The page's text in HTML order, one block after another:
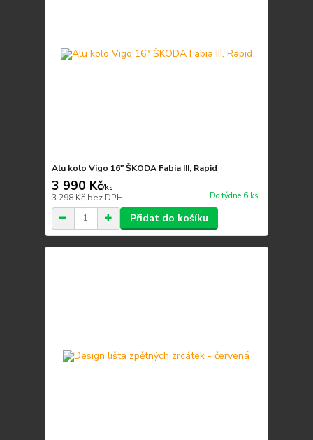
Alu kolo Vigo 16" ŠKODA Fabia III, Rapid
3 990 Kč/ks
3 298 Kč bez DPH Do týdne 6 ks
Přidat do košíku